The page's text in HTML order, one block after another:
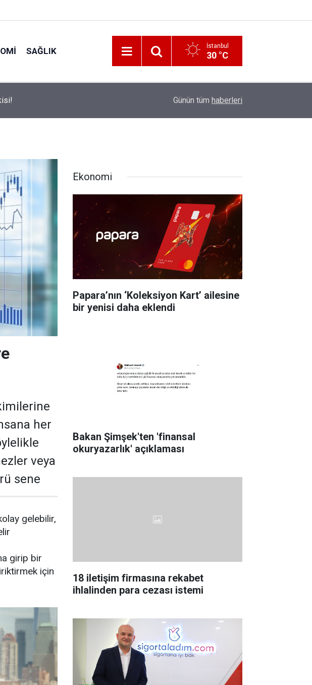
SAĞLIK İstanbul
30 °C
İzmir 112’de Kan Donduran İddialar!
Günün tüm haberleri
her
veya
sene
gelebilir,
girip bir
için
Ekonomi
Papara’nın ‘Koleksiyon Kart’ ailesine
bir yenisi daha eklendi
Bakan Şimşek'ten 'finansal
okuryazarlık' açıklaması
18 iletişim firmasına rekabet
ihlalinden para cezası istemi